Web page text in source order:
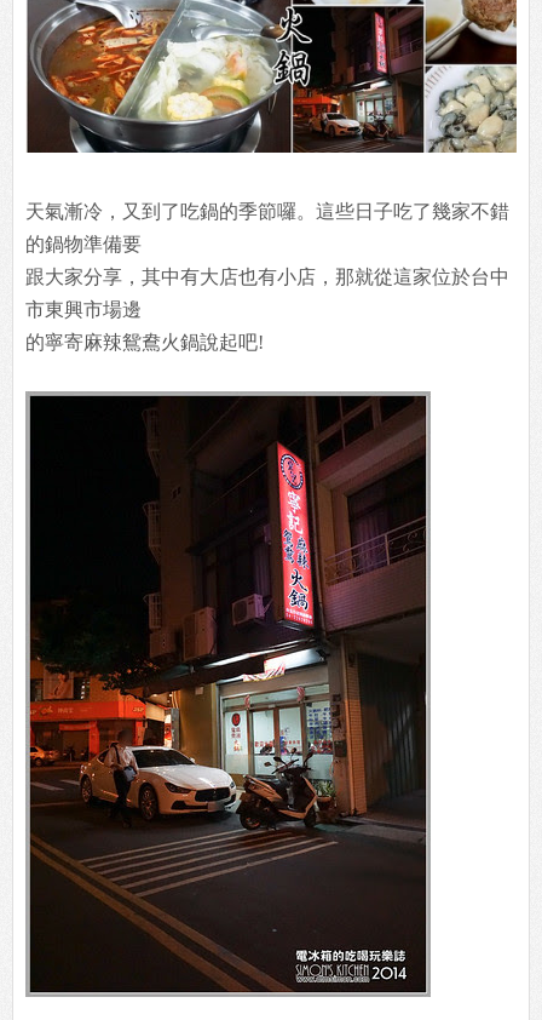
天氣漸冷，又到了吃鍋的季節囉。這些日子吃了幾家不錯
的鍋物準備要
跟大家分享，其中有大店也有小店，那就從這家位於台中
市東興市場邊
的寧寄麻辣鴛鴦火鍋說起吧!